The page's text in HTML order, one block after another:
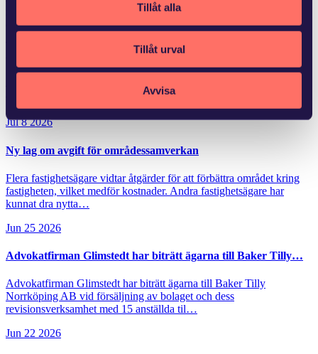
Tillåt alla
Tillåt urval
Avvisa
immaterialrätt. På länken nedan ser du deras program med aktiviteter
och webseminarier.
World Intellectual property day 2013
Mer från Glimstedt
Jul 8 2026
Ny lag om avgift för områdessamverkan
Flera fastighetsägare vidtar åtgärder för att förbättra området kring
fastigheten, vilket medför kostnader. Andra fastighetsägare har
kunnat dra nytta…
Jun 25 2026
Advokatfirman Glimstedt har biträtt ägarna till Baker Tilly…
Advokatfirman Glimstedt har biträtt ägarna till Baker Tilly
Norrköping AB vid försäljning av bolaget och dess
revisionsverksamhet med 15 anställda til…
Jun 22 2026